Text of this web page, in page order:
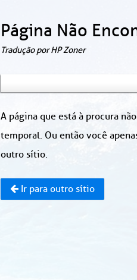
Página Não
Tradução por HP Zoner
A página que está à procura
temporal. Ou então você
outro sítio.
Ir para outro sítio